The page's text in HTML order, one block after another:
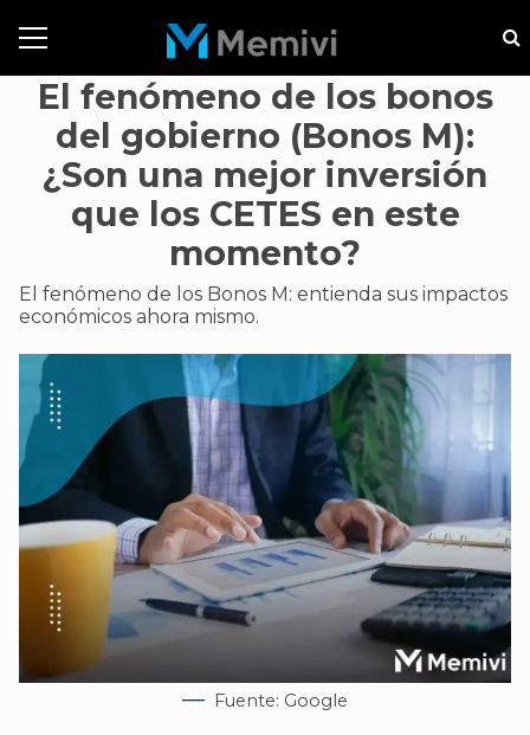
El fenómeno de los bonos
del gobierno (Bonos M):
¿Son una mejor inversión
que los CETES en este
momento?
El fenómeno de los Bonos M: entienda sus impactos
económicos ahora mismo.
Fuente: Google